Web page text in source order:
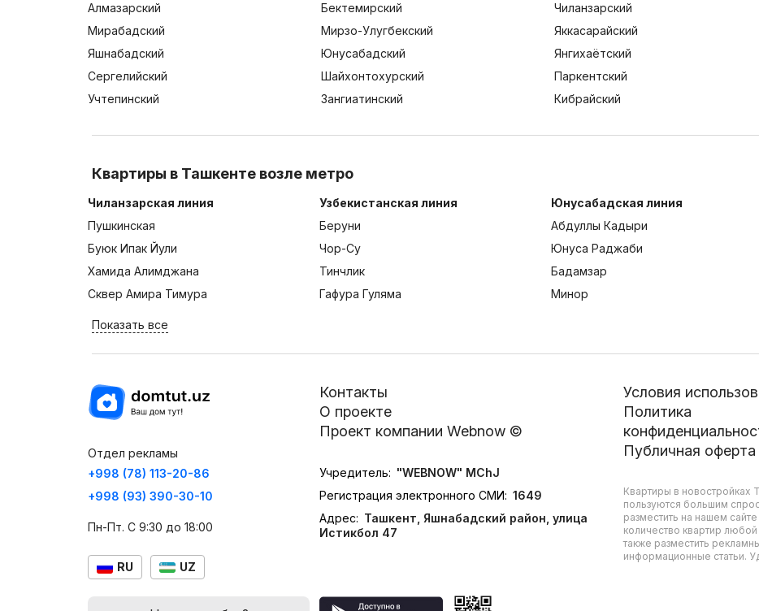
Алмазарский Бектемирский
Чиланзарский
Мирабадский
Мирзо-Улугбекский
Яккасарайский
Яшнабадский
Юнусабадский
Янгихаётский
Сергелийский
Шайхонтохурский
Паркентский
Учтепинский
Зангиатинский Кибрайский
Квартиры в Ташкенте возле метро
Чиланзарская линия
Пушкинская
Буюк Ипак Йули
Хамида Алимджана
Сквер Амира Тимура
Узбекистанская линия
Беруни
Чор-Су
Тинчлик
Гафура Гуляма
Юнусабадская линия
Абдуллы Кадыри
Юнуса Раджаби
Бадамзар
Минор
Показать все
Отдел рекламы
+998 (78) 113-20-86
+998 (93) 390-30-10
Пн-Пт. С 9:30 до 18:00
RU UZ
Контакты
О проекте
Проект компании Webnow ©
Учредитель: "WEBNOW" MChJ
Регистрация электронного СМИ: 1649
Адрес: Ташкент, Яшнабадский район, улица
Истикбол 47
Условия
Политика
Публичная оферта
Квартиры в новостройках
пользуются большим
разместить на нашем
количество квартир любой
также разместить
информационные статьи.